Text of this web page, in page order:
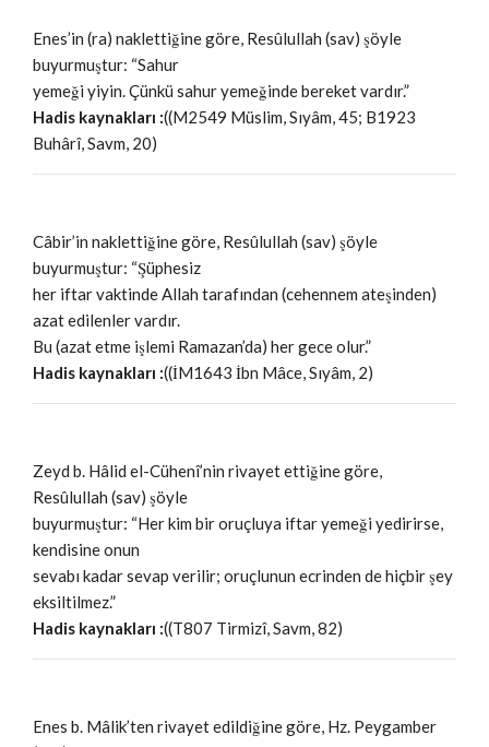
Enes’in (ra) naklettiğine göre, Resûlullah (sav) şöyle
buyurmuştur: “Sahur
yemeği yiyin. Çünkü sahur yemeğinde bereket vardır.”
Hadis kaynakları :((M2549 Müslim, Sıyâm, 45; B1923
Buhârî, Savm, 20)
Câbir’in naklettiğine göre, Resûlullah (sav) şöyle
buyurmuştur: “Şüphesiz
her iftar vaktinde Allah tarafından (cehennem ateşinden)
azat edilenler vardır.
Bu (azat etme işlemi Ramazan’da) her gece olur.”
Hadis kaynakları :((İM1643 İbn Mâce, Sıyâm, 2)
Zeyd b. Hâlid el-Cühenî’nin rivayet ettiğine göre,
Resûlullah (sav) şöyle
buyurmuştur: “Her kim bir oruçluya iftar yemeği yedirirse,
kendisine onun
sevabı kadar sevap verilir; oruçlunun ecrinden de hiçbir şey
eksiltilmez.”
Hadis kaynakları :((T807 Tirmizî, Savm, 82)
Enes b. Mâlik’ten rivayet edildiğine göre, Hz. Peygamber